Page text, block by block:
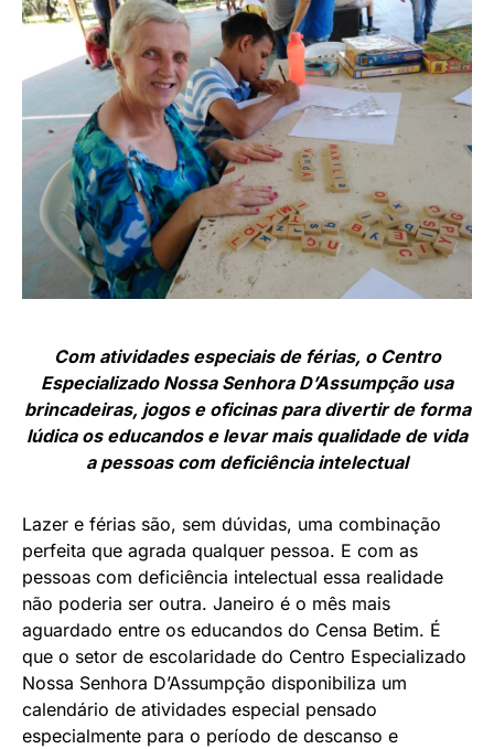
Com atividades especiais de férias, o Centro
Especializado Nossa Senhora D’Assumpção usa
brincadeiras, jogos e oficinas para divertir de forma
lúdica os educandos e levar mais qualidade de vida
a pessoas com deficiência intelectual
Lazer e férias são, sem dúvidas, uma combinação
perfeita que agrada qualquer pessoa. E com as
pessoas com deficiência intelectual essa realidade
não poderia ser outra. Janeiro é o mês mais
aguardado entre os educandos do Censa Betim. É
que o setor de escolaridade do Centro Especializado
Nossa Senhora D’Assumpção disponibiliza um
calendário de atividades especial pensado
especialmente para o período de descanso e